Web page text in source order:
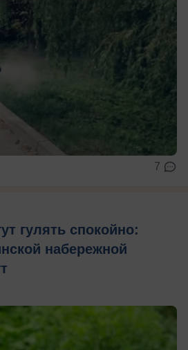
7
гулять спокойно:
набережной